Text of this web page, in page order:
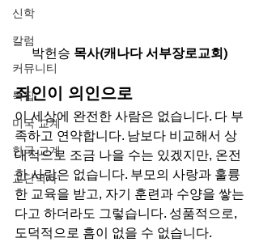
신학
칼럼
커뮤니티
특집
미국 교계
한국 교계
교단역사
박헌승 목사(캐나다 서부장로교회)
죄인이 의인으로
이 세상에 완전한 사람은 없습니다. 다 부
족하고 연약합니다. 남보다 비교해서 상
대적으로 조금 나을 수는 있겠지만, 온전
한 사람은 없습니다. 부모의 사랑과 훌륭
한 교육을 받고, 자기 훈련과 수양을 쌓는
다고 하더라도 그렇습니다. 성품적으로,
도덕적으로 흠이 없을 수 없습니다.